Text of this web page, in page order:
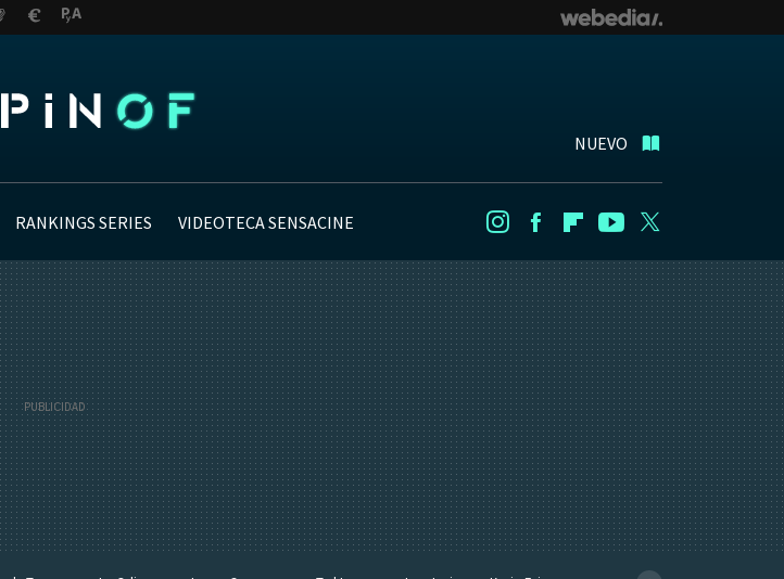
NUEVO
RANKINGS SERIES VIDEOTECA SENSACINE InstagramFacebookFlipboard
Youtube